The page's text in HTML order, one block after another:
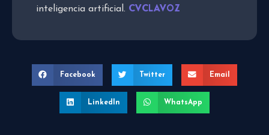
inteligencia artificial. CVCLAVOZ
Facebook Twitter Email
LinkedIn WhatsApp